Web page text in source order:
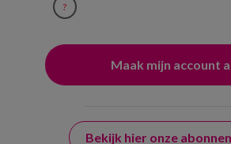
?
Bekijk hier onze